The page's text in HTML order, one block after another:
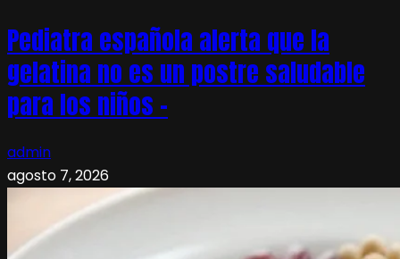
Pediatra española alerta que la
gelatina no es un postre saludable
para los niños –
admin
agosto 7, 2026